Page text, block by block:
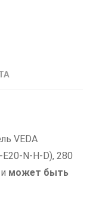
VEDA
N-H-D), 280
может быть